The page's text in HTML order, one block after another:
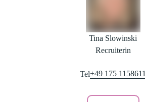
Tina Slowinski
Recruiterin
Tel+49 175 1158611